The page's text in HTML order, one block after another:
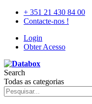
+ 351 21 430 84 00
Contacte-nos !
Login
Obter Acesso
Search
Todas as categorias